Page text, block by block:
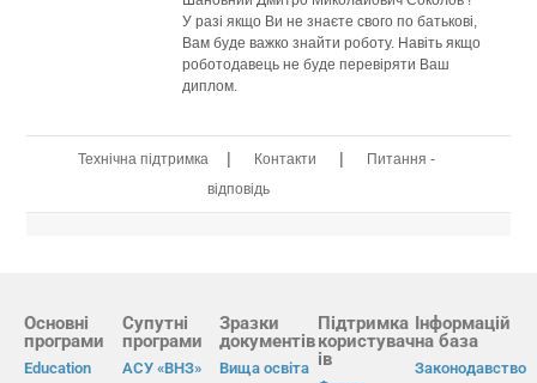
У разі якщо Ви не знаєте свого по батькові,
Вам буде важко знайти роботу. Навіть якщо
роботодавець не буде перевіряти Ваш
диплом.
Технічна підтримка | Контакти |
Питання -
відповідь
Основні
програми
Education
Супутні
програми
АСУ «ВНЗ»
Зразки
документів
Вища освіта
Підтримка
користувач
ів
Інформацій
на база
Законодавство